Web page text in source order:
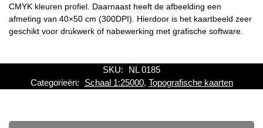
CMYK kleuren profiel. Daarnaast heeft de afbeelding een
afmeting van 40×50 cm (300DPI). Hierdoor is het kaartbeeld zeer
geschikt voor drukwerk of nabewerking met grafische software.
SKU:
NL 0185
Categorieën:
Schaal 1:25000, Topografische kaarten